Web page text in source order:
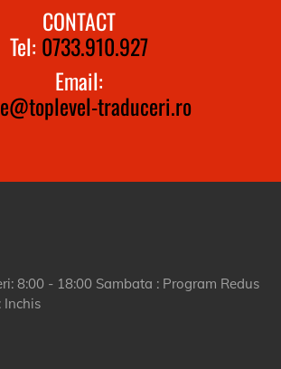
CONTACT
Tel: 0733.910.927
Email:
traduceri.ro
8:00 - 18:00 Sambata : Program Redus
Inchis